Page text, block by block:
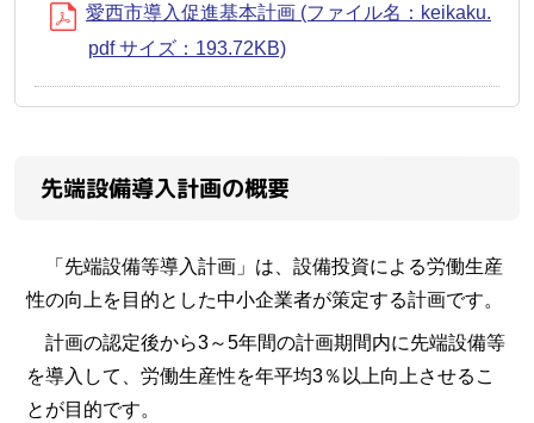
愛西市導入促進基本計画 (ファイル名：keikaku.
pdf サイズ：193.72KB)
先端設備導入計画の概要
「先端設備等導入計画」は、設備投資による労働生産
性の向上を目的とした中小企業者が策定する計画です。
計画の認定後から3～5年間の計画期間内に先端設備等
を導入して、労働生産性を年平均3％以上向上させるこ
とが目的です。